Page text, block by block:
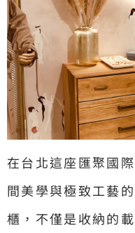
在台北這座匯聚國
間美學與極致工藝
櫃，不僅是收納的